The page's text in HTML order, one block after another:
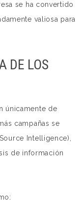
se ha convertido
valiosa para
DE LOS
únicamente de
campañas se
Intelligence),
de información